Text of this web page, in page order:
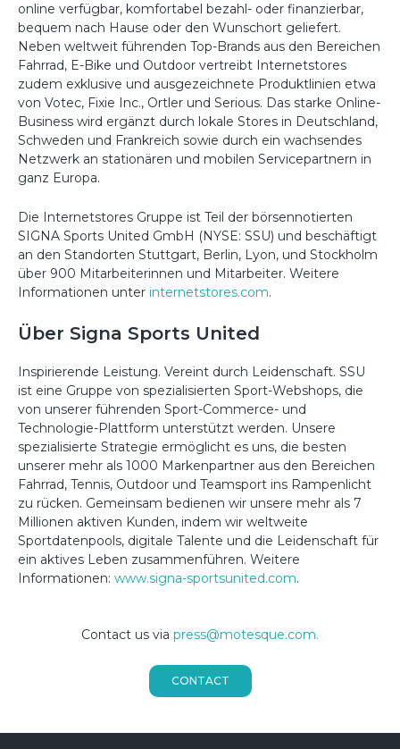
online verfügbar, komfortabel bezahl- oder finanzierbar,
bequem nach Hause oder den Wunschort geliefert.
Neben weltweit führenden Top-Brands aus den Bereichen
Fahrrad, E-Bike und Outdoor vertreibt Internetstores
zudem exklusive und ausgezeichnete Produktlinien etwa
von Votec, Fixie Inc., Ortler und Serious. Das starke Online-
Business wird ergänzt durch lokale Stores in Deutschland,
Schweden und Frankreich sowie durch ein wachsendes
Netzwerk an stationären und mobilen Servicepartnern in
ganz Europa.
Die Internetstores Gruppe ist Teil der börsennotierten
SIGNA Sports United GmbH (NYSE: SSU) und beschäftigt
an den Standorten Stuttgart, Berlin, Lyon, und Stockholm
über 900 Mitarbeiterinnen und Mitarbeiter. Weitere
Informationen unter internetstores.com.
Über Signa Sports United
Inspirierende Leistung. Vereint durch Leidenschaft. SSU
ist eine Gruppe von spezialisierten Sport-Webshops, die
von unserer führenden Sport-Commerce- und
Technologie-Plattform unterstützt werden. Unsere
spezialisierte Strategie ermöglicht es uns, die besten
unserer mehr als 1000 Markenpartner aus den Bereichen
Fahrrad, Tennis, Outdoor und Teamsport ins Rampenlicht
zu rücken. Gemeinsam bedienen wir unsere mehr als 7
Millionen aktiven Kunden, indem wir weltweite
Sportdatenpools, digitale Talente und die Leidenschaft für
ein aktives Leben zusammenführen. Weitere
Informationen: www.signa-sportsunited.com.
Contact us via press@motesque.com.
CONTACT